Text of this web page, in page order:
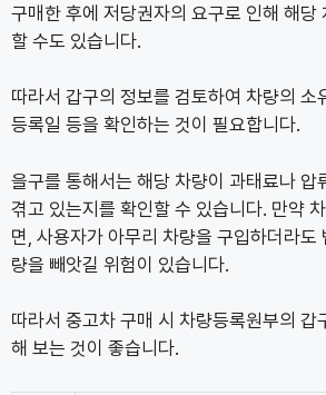
구매한 후에 저당권자의 요구로 인해 해당
할 수도 있습니다.
따라서 갑구의 정보를 검토하여 차량의 소
등록일 등을 확인하는 것이 필요합니다.
을구를 통해서는 해당 차량이 과태료나 압
겪고 있는지를 확인할 수 있습니다. 만약
면, 사용자가 아무리 차량을 구입하더라도
량을 빼앗길 위험이 있습니다.
따라서 중고차 구매 시 차량등록원부의 갑
해 보는 것이 좋습니다.